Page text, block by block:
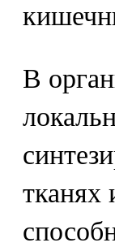
В
тканях